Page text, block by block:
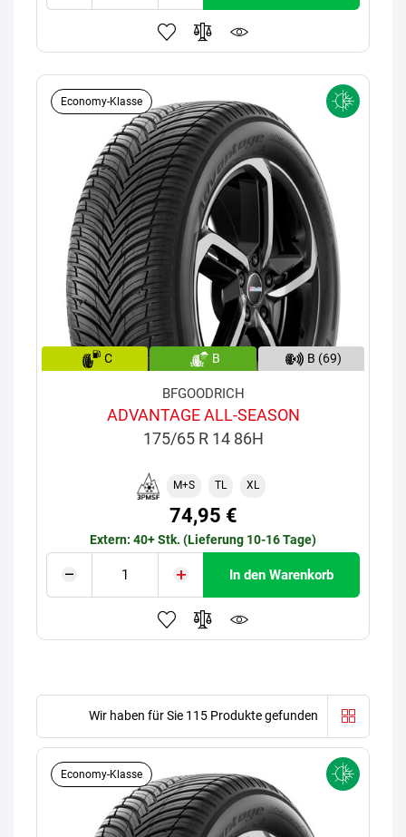
Economy-Klasse
C B B (69)
BFGOODRICH
ADVANTAGE ALL-SEASON
175/65 R 14 86H
M+S TL XL
74,95 €
Extern: 40+ Stk. (Lieferung 10-16 Tage)
In den Warenkorb
Wir haben für Sie 115 Produkte gefunden
Economy-Klasse